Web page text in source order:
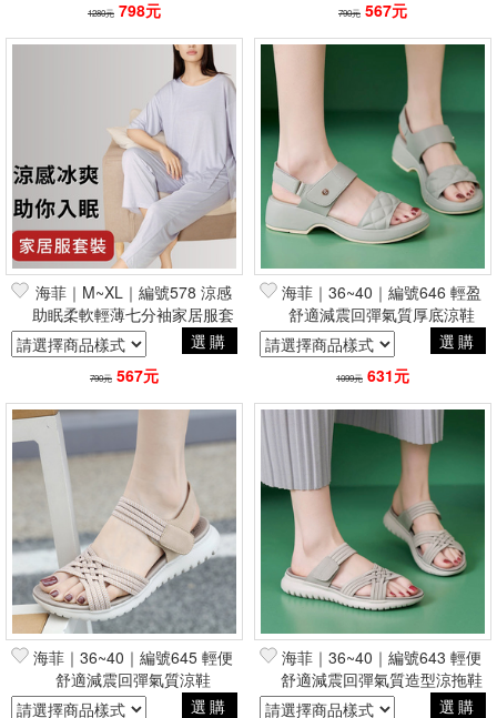
1280元 798元 790元 567元
海菲｜M~XL｜編號578 涼感
助眠柔軟輕薄七分袖家居服套
裝
選購
790元 567元
海菲｜36~40｜編號646 輕盈
舒適減震回彈氣質厚底涼鞋
選購
1099元 631元
海菲｜36~40｜編號645 輕便
舒適減震回彈氣質涼鞋
選購
海菲｜36~40｜編號643 輕便
舒適減震回彈氣質造型涼拖鞋
選購